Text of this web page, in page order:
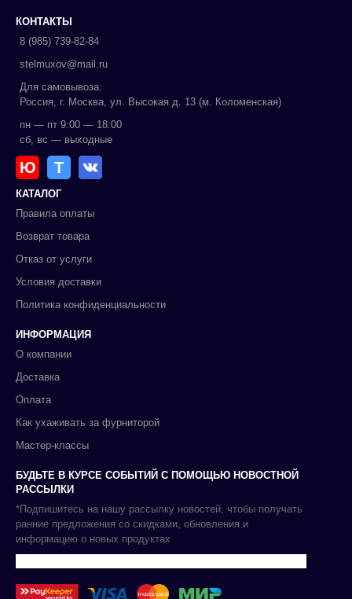
КОНТАКТЫ
8 (985) 739-82-84
stelmuxov@mail.ru
Для самовывоза:
Россия, г. Москва, ул. Высокая д. 13 (м. Коломенская)
пн — пт 9:00 — 18:00
сб, вс — выходные
Ю Т
КАТАЛОГ
Правила оплаты
Возврат товара
Отказ от услуги
Условия доставки
Политика конфиденциальности
ИНФОРМАЦИЯ
О компании
Доставка
Оплата
Как ухаживать за фурниторой
Мастер-классы
БУДЬТЕ В КУРСЕ СОБЫТИЙ С ПОМОЩЬЮ НОВОСТНОЙ
РАССЫЛКИ
*Подпишитесь на нашу рассылку новостей, чтобы получать
ранние предложения со скидками, обновления и
информацию о новых продуктах